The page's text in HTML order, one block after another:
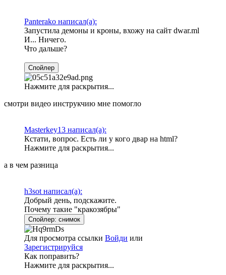
Panterako написал(а):
Запустила демоны и кроны, вхожу на сайт dwar.ml
И... Ничего.
Что дальше?
Спойлер
Нажмите для раскрытия...
смотри видео инструкчию мне помогло
Masterkey13 написал(а):
Кстати, вопрос. Есть ли у кого двар на html?
Нажмите для раскрытия...
а в чем разница
h3sot написал(а):
Добрый день, подскажите.
Почему такие "кракозябры"
Спойлер: снимок
Для просмотра ссылки Войди или
Зарегистрируйся
Как поправить?
Нажмите для раскрытия...